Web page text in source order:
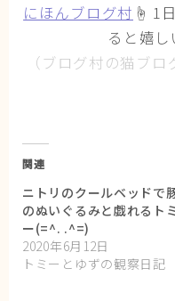
にほんブログ村 ☝ 1
ると嬉
（ブログ村の猫ブ
関連
ニトリのクールベッドで
のぬいぐるみと戯れるト
ー(=^. .^=)
2020年6月12日
トミーとゆずの観察日記